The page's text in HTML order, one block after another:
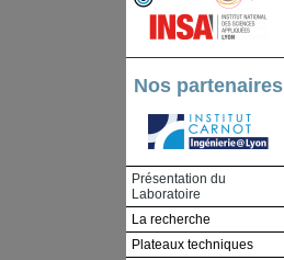
Nos partenaires
Présentation du
Laboratoire
La recherche
Plateaux techniques